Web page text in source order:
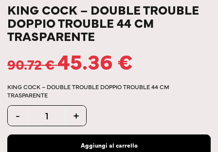
KING COCK – DOUBLE TROUBLE
DOPPIO TROUBLE 44 CM
TRASPARENTE
90.72€45.36€
KING COCK – DOUBLE TROUBLE DOPPIO TROUBLE 44 CM
TRASPARENTE
Quantity
- +
Aggiungi al carrello